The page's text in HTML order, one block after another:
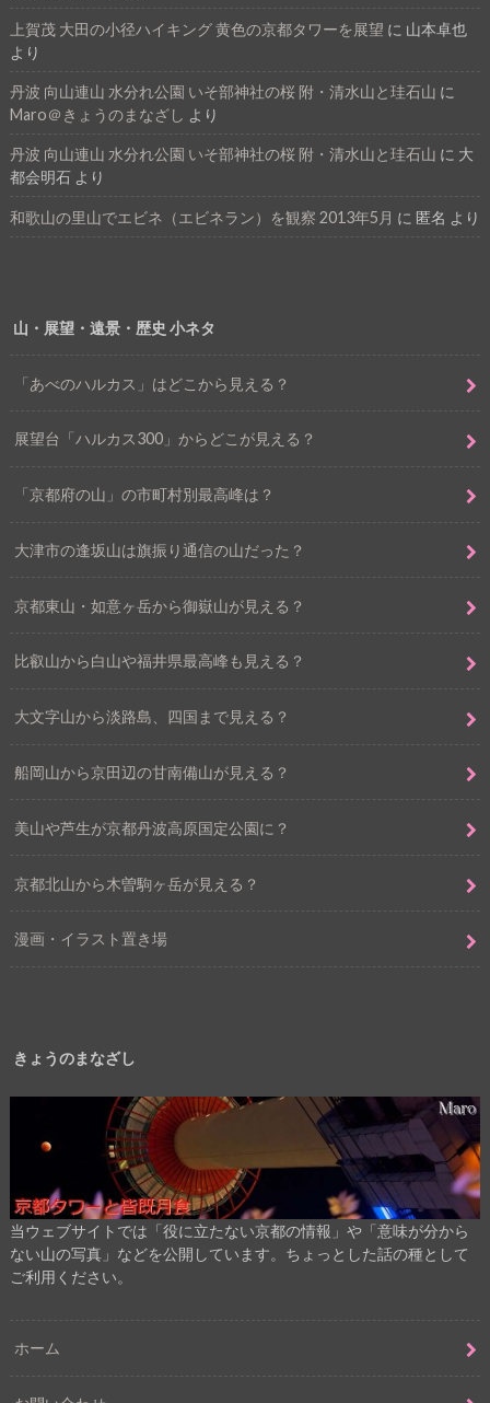
上賀茂 大田の小径ハイキング 黄色の京都タワーを展望 に 山本卓也
より
丹波 向山連山 水分れ公園 いそ部神社の桜 附・清水山と珪石山 に
Maro＠きょうのまなざし より
丹波 向山連山 水分れ公園 いそ部神社の桜 附・清水山と珪石山 に 大
都会明石より
和歌山の里山でエビネ（エビネラン）を観察 2013年5月 に 匿名 より
山・展望・遠景・歴史 小ネタ
「あべのハルカス」はどこから見える？
展望台「ハルカス300」からどこが見える？
「京都府の山」の市町村別最高峰は？
大津市の逢坂山は旗振り通信の山だった？
京都東山・如意ヶ岳から御嶽山が見える？
比叡山から白山や福井県最高峰も見える？
大文字山から淡路島、四国まで見える？
船岡山から京田辺の甘南備山が見える？
美山や芦生が京都丹波高原国定公園に？
京都北山から木曽駒ヶ岳が見える？
漫画・イラスト置き場
きょうのまなざし
当ウェブサイトでは「役に立たない京都の情報」や「意味が分から
ない山の写真」などを公開しています。ちょっとした話の種として
ご利用ください。
ホーム